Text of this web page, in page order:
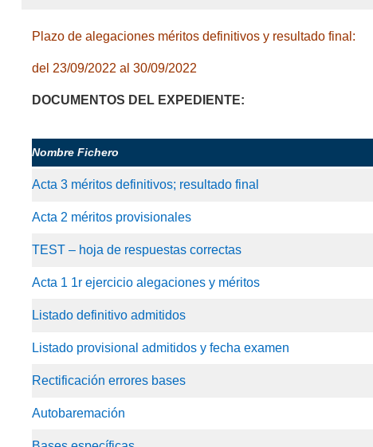
Plazo de alegaciones méritos definitivos y resultado final:
del 23/09/2022 al 30/09/2022
DOCUMENTOS DEL EXPEDIENTE:
Nombre Fichero
Acta 3 méritos definitivos; resultado final
Acta 2 méritos provisionales
TEST – hoja de respuestas correctas
Acta 1 1r ejercicio alegaciones y méritos
Listado definitivo admitidos
Listado provisional admitidos y fecha examen
Rectificación errores bases
Autobaremación